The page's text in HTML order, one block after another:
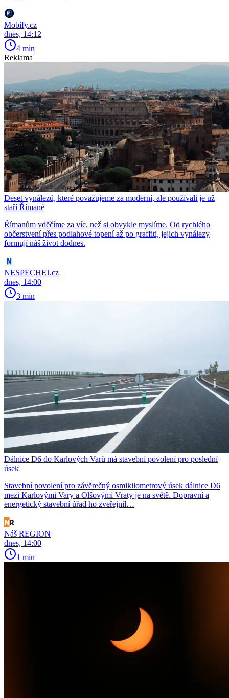
Mobify.cz
dnes, 14:12
4 min
Reklama
Deset vynálezů, které považujeme za moderní, ale používali je už
staří Římané
Římanům vděčíme za víc, než si obvykle myslíme. Od rychlého
občerstvení přes podlahové topení až po graffiti, jejich vynálezy
formují náš život dodnes.
NESPECHEJ.cz
dnes, 14:00
3 min
Dálnice D6 do Karlových Varů má stavební povolení pro poslední
úsek
Stavební povolení pro závěrečný osmikilometrový úsek dálnice D6
mezi Karlovými Vary a Olšovými Vraty je na světě. Dopravní a
energetický stavební úřad ho zveřejnil…
Náš REGION
dnes, 14:00
1 min